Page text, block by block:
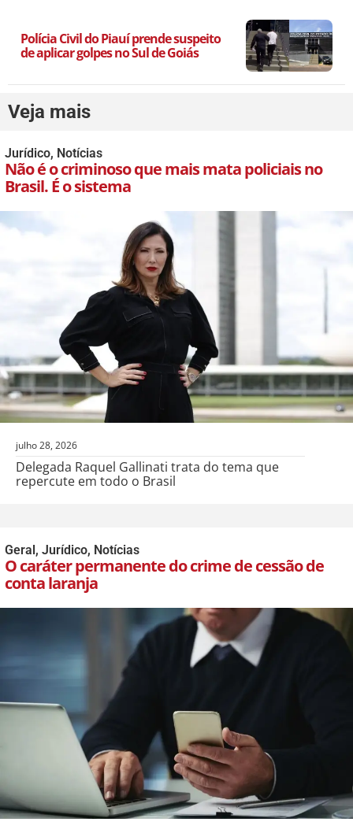
Polícia Civil do Piauí prende suspeito
de aplicar golpes no Sul de Goiás
Veja mais
Jurídico, Notícias
Não é o criminoso que mais mata policiais no
Brasil. É o sistema
julho 28, 2026
Delegada Raquel Gallinati trata do tema que
repercute em todo o Brasil
Geral, Jurídico, Notícias
O caráter permanente do crime de cessão de
conta laranja